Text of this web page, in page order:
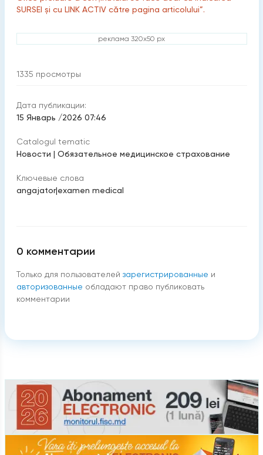
SURSEI și cu LINK ACTIV către pagina articolului”.
реклама 320x50 px
1335 просмотры
Дата публикации:
15 Январь /2026 07:46
Catalogul tematic
Новости | Обязательное медицинское страхование
Ключевые слова
angajator|examen medical
0 комментарии
Только для пользователей зарегистрированные и
авторизованные обладают право публиковать
комментарии